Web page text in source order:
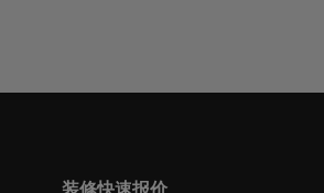
装修快速报价